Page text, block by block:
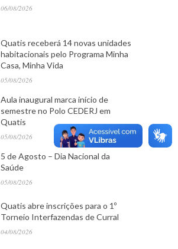
06/08/2026
Quatis receberá 14 novas unidades
habitacionais pelo Programa Minha
Casa, Minha Vida
05/08/2026
Aula inaugural marca início de
semestre no Polo CEDERJ em
Quatis
05/08/2026
5 de Agosto – Dia Nacional da
Saúde
05/08/2026
Quatis abre inscrições para o 1º
Torneio Interfazendas de Curral
04/08/2026